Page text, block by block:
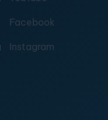
Facebook
Instagram